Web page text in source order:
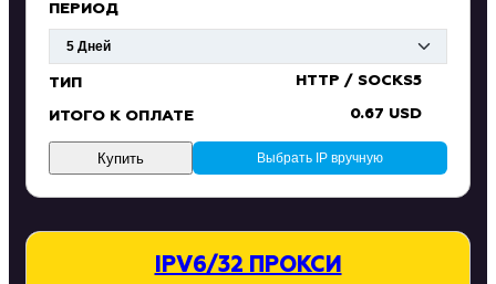
ПЕРИОД
ТИП HTTP / SOCKS5
ИТОГО К ОПЛАТЕ 0.67 USD
Выбрать IP вручную
Купить
IPV6/32 ПРОКСИ